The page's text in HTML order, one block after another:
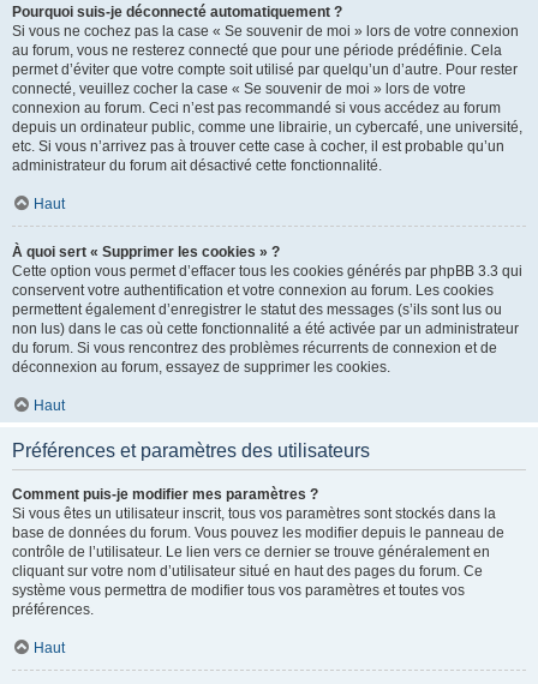
Pourquoi suis-je déconnecté automatiquement ?
Si vous ne cochez pas la case « Se souvenir de moi » lors de votre connexion
au forum, vous ne resterez connecté que pour une période prédéfinie. Cela
permet d’éviter que votre compte soit utilisé par quelqu’un d’autre. Pour rester
connecté, veuillez cocher la case « Se souvenir de moi » lors de votre
connexion au forum. Ceci n’est pas recommandé si vous accédez au forum
depuis un ordinateur public, comme une librairie, un cybercafé, une université,
etc. Si vous n’arrivez pas à trouver cette case à cocher, il est probable qu’un
administrateur du forum ait désactivé cette fonctionnalité.
Haut
À quoi sert « Supprimer les cookies » ?
Cette option vous permet d’effacer tous les cookies générés par phpBB 3.3 qui
conservent votre authentification et votre connexion au forum. Les cookies
permettent également d’enregistrer le statut des messages (s’ils sont lus ou
non lus) dans le cas où cette fonctionnalité a été activée par un administrateur
du forum. Si vous rencontrez des problèmes récurrents de connexion et de
déconnexion au forum, essayez de supprimer les cookies.
Haut
Préférences et paramètres des utilisateurs
Comment puis-je modifier mes paramètres ?
Si vous êtes un utilisateur inscrit, tous vos paramètres sont stockés dans la
base de données du forum. Vous pouvez les modifier depuis le panneau de
contrôle de l’utilisateur. Le lien vers ce dernier se trouve généralement en
cliquant sur votre nom d’utilisateur situé en haut des pages du forum. Ce
système vous permettra de modifier tous vos paramètres et toutes vos
préférences.
Haut